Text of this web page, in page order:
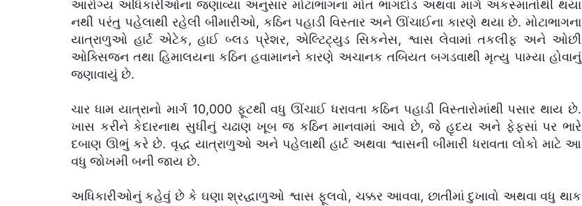
આરોગ્ય અધિકારીઓના જણાવ્યા અનુસાર મોટાભાગના મોત ભાગદોડ અથવા માર્ગ અકસ્માતોથી થયા
નથી પરંતુ પહેલાથી રહેલી બીમારીઓ, કઠિન પહાડી વિસ્તાર અને ઊંચાઈના કારણે થયા છે. મોટાભાગના
યાત્રાળુઓ હાર્ટ એટેક, હાઈ બ્લડ પ્રેશર, એલ્ટિટ્યુડ સિકનેસ, શ્વાસ લેવામાં તકલીફ અને ઓછી
ઓક્સિજન તથા હિમાલયના કઠિન હવામાનને કારણે અચાનક તબિયત બગડવાથી મૃત્યુ પામ્યા હોવાનું
જણાવાયું છે.
ચાર ધામ યાત્રાનો માર્ગ 10,000 ફૂટથી વધુ ઊંચાઈ ધરાવતા કઠિન પહાડી વિસ્તારોમાંથી પસાર થાય છે.
ખાસ કરીને કેદારનાથ સુધીનું ચઢાણ ખૂબ જ કઠિન માનવામાં આવે છે, જે હૃદય અને ફેફસાં પર ભારે
દબાણ ઊભું કરે છે. વૃદ્ધ યાત્રાળુઓ અને પહેલાથી હાર્ટ અથવા શ્વાસની બીમારી ધરાવતા લોકો માટે આ
વધુ જોખમી બની જાય છે.
અધિકારીઓનું કહેવું છે કે ઘણા શ્રદ્ધાળુઓ શ્વાસ ફૂલવો, ચક્કર આવવા, છાતીમાં દુખાવો અથવા વધુ થાક